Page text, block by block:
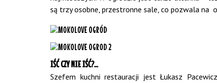
są trzy osobne, przestronne sale, co pozwala na
IŚĆ CZY NIE IŚĆ?…
Szefem kuchni restauracji jest Łukasz